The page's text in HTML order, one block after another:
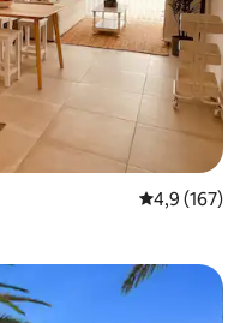
4,9 av 5 i
4,9 (167)